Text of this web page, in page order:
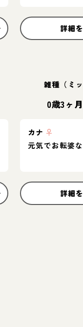
詳細
雑種（ミッ
0歳3ヶ月
カナ ♀
元気でお転婆
詳細